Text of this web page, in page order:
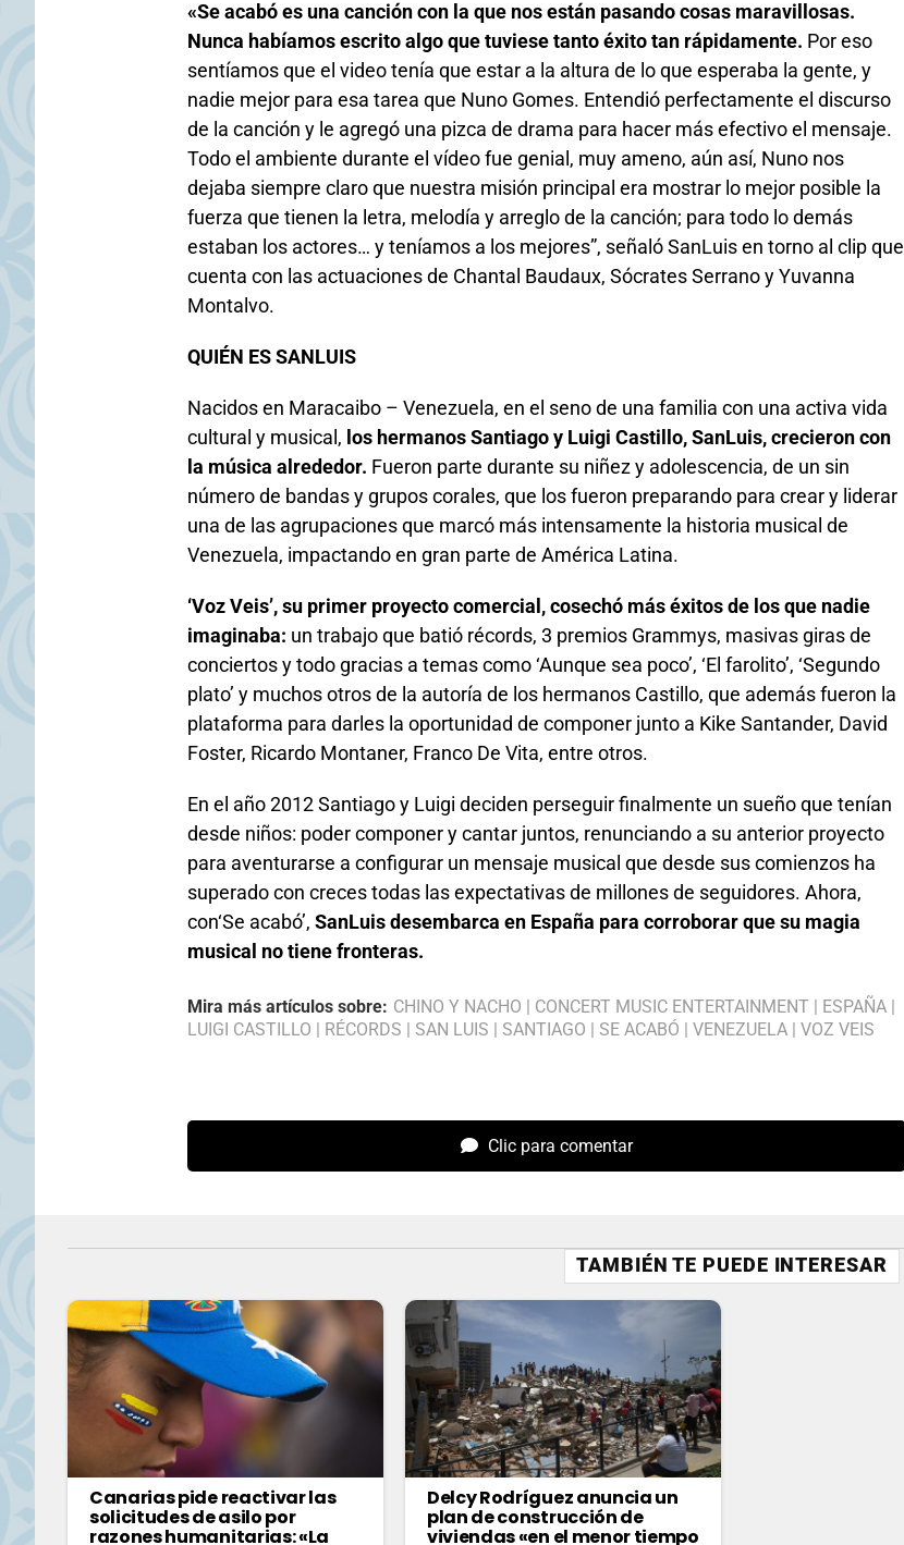
«Se acabó es una canción con la que nos están pasando cosas maravillosas.
Nunca habíamos escrito algo que tuviese tanto éxito tan rápidamente. Por eso
sentíamos que el video tenía que estar a la altura de lo que esperaba la gente, y
nadie mejor para esa tarea que Nuno Gomes. Entendió perfectamente el discurso
de la canción y le agregó una pizca de drama para hacer más efectivo el mensaje.
Todo el ambiente durante el vídeo fue genial, muy ameno, aún así, Nuno nos
dejaba siempre claro que nuestra misión principal era mostrar lo mejor posible la
fuerza que tienen la letra, melodía y arreglo de la canción; para todo lo demás
estaban los actores… y teníamos a los mejores”, señaló SanLuis en torno al clip que
cuenta con las actuaciones de Chantal Baudaux, Sócrates Serrano y Yuvanna
Montalvo.
QUIÉN ES SANLUIS
Nacidos en Maracaibo – Venezuela, en el seno de una familia con una activa vida
cultural y musical, los hermanos Santiago y Luigi Castillo, SanLuis, crecieron con
la música alrededor. Fueron parte durante su niñez y adolescencia, de un sin
número de bandas y grupos corales, que los fueron preparando para crear y liderar
una de las agrupaciones que marcó más intensamente la historia musical de
Venezuela, impactando en gran parte de América Latina.
‘Voz Veis’, su primer proyecto comercial, cosechó más éxitos de los que nadie
imaginaba: un trabajo que batió récords, 3 premios Grammys, masivas giras de
conciertos y todo gracias a temas como ‘Aunque sea poco’, ‘El farolito’, ‘Segundo
plato’ y muchos otros de la autoría de los hermanos Castillo, que además fueron la
plataforma para darles la oportunidad de componer junto a Kike Santander, David
Foster, Ricardo Montaner, Franco De Vita, entre otros.
En el año 2012 Santiago y Luigi deciden perseguir finalmente un sueño que tenían
desde niños: poder componer y cantar juntos, renunciando a su anterior proyecto
para aventurarse a configurar un mensaje musical que desde sus comienzos ha
superado con creces todas las expectativas de millones de seguidores. Ahora,
con‘Se acabó’, SanLuis desembarca en España para corroborar que su magia
musical no tiene fronteras.
Mira más artículos sobre: CHINO Y NACHO | CONCERT MUSIC ENTERTAINMENT | ESPAÑA |
LUIGI CASTILLO | RÉCORDS | SAN LUIS | SANTIAGO | SE ACABÓ | VENEZUELA | VOZ VEIS
Clic para comentar
TAMBIÉN TE PUEDE INTERESAR
Canarias pide reactivar las
solicitudes de asilo por
razones humanitarias: «La
Delcy Rodríguez anuncia un
plan de construcción de
viviendas «en el menor tiempo